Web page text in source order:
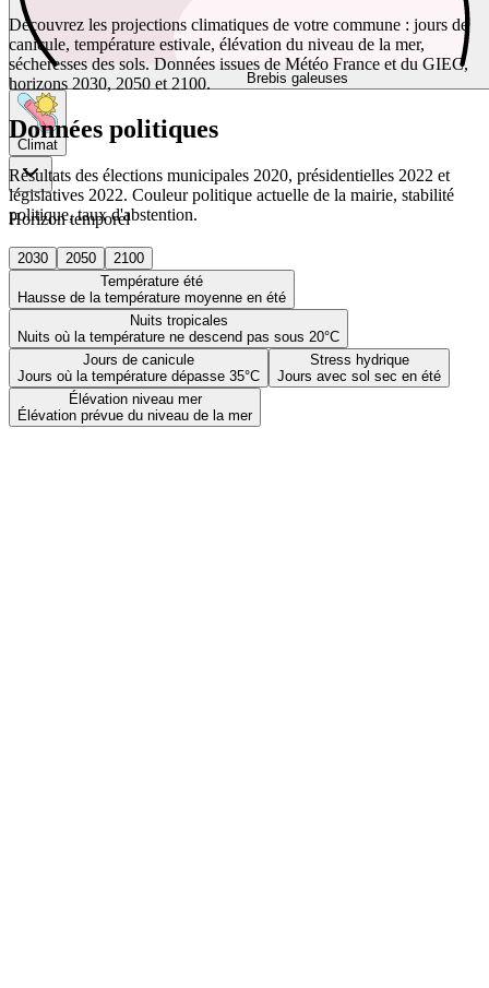
Brebis galeuses
Climat
Horizon temporel
2030 2050
2100
Température été
Hausse de la température moyenne en été
Nuits tropicales
Nuits où la température ne descend pas sous 20°C
Jours de canicule
Jours où la température dépasse 35°C
Stress hydrique
Jours avec sol sec en été
Élévation niveau mer
Élévation prévue du niveau de la mer
Découvrez les projections climatiques de votre commune : jours de
canicule, température estivale, élévation du niveau de la mer,
sécheresses des sols. Données issues de Météo France et du GIEC,
horizons 2030, 2050 et 2100.
Données politiques
Résultats des élections municipales 2020, présidentielles 2022 et
législatives 2022. Couleur politique actuelle de la mairie, stabilité
politique, taux d'abstention.